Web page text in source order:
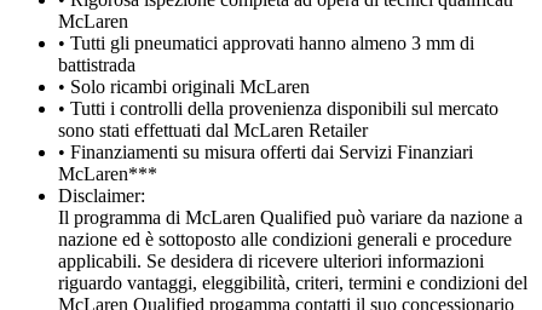
McLaren
• Tutti gli pneumatici approvati hanno almeno 3 mm di
battistrada
• Solo ricambi originali McLaren
• Tutti i controlli della provenienza disponibili sul mercato
sono stati effettuati dal McLaren Retailer
• Finanziamenti su misura offerti dai Servizi Finanziari
McLaren***
Disclaimer:
Il programma di McLaren Qualified può variare da nazione a
nazione ed è sottoposto alle condizioni generali e procedure
applicabili. Se desidera di ricevere ulteriori informazioni
riguardo vantaggi, eleggibilità, criteri, termini e condizioni del
McLaren Qualified progamma contatti il suo concessionario